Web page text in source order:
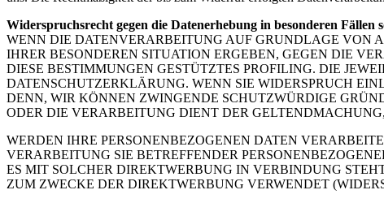
Widerspruchsrecht gegen die Datenerhebung in besonderen
WENN DIE DATENVERARBEITUNG AUF GRUNDLAGE VON
IHRER BESONDEREN SITUATION ERGEBEN, GEGEN DIE
DIESE BESTIMMUNGEN GESTÜTZTES PROFILING. DIE
DATENSCHUTZERKLÄRUNG. WENN SIE WIDERSPRUCH
DENN, WIR KÖNNEN ZWINGENDE SCHUTZWÜRDIGE
ODER DIE VERARBEITUNG DIENT DER
WERDEN IHRE PERSONENBEZOGENEN DATEN
VERARBEITUNG SIE BETREFFENDER
ES MIT SOLCHER DIREKTWERBUNG IN VERBINDUNG
ZUM ZWECKE DER DIREKTWERBUNG VERWENDET